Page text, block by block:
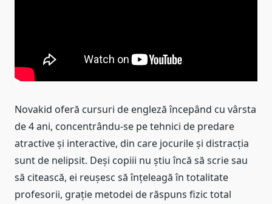
Novakid oferă cursuri de engleză începând cu vârsta
de 4 ani, concentrându-se pe tehnici de predare
atractive și interactive, din care jocurile și distracția
sunt de nelipsit. Deși copiii nu știu încă să scrie sau
să citească, ei reușesc să înțeleagă în totalitate
profesorii, grație metodei de răspuns fizic total